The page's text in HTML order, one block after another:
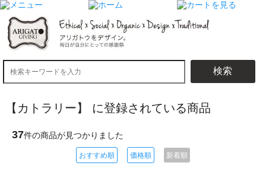
検索
【カトラリー】 に登録されている商品
37件の商品が見つかりました
おすすめ順 価格順 新着順